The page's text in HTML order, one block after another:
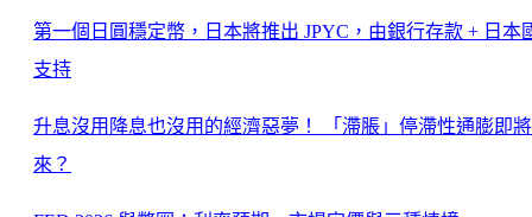
第一個日圓穩定幣，日本將推出 JPYC，由銀行存款 + 日本
支持
升息沒用降息也沒用的經濟惡夢！ 「滯脹」停滯性通膨即
來？